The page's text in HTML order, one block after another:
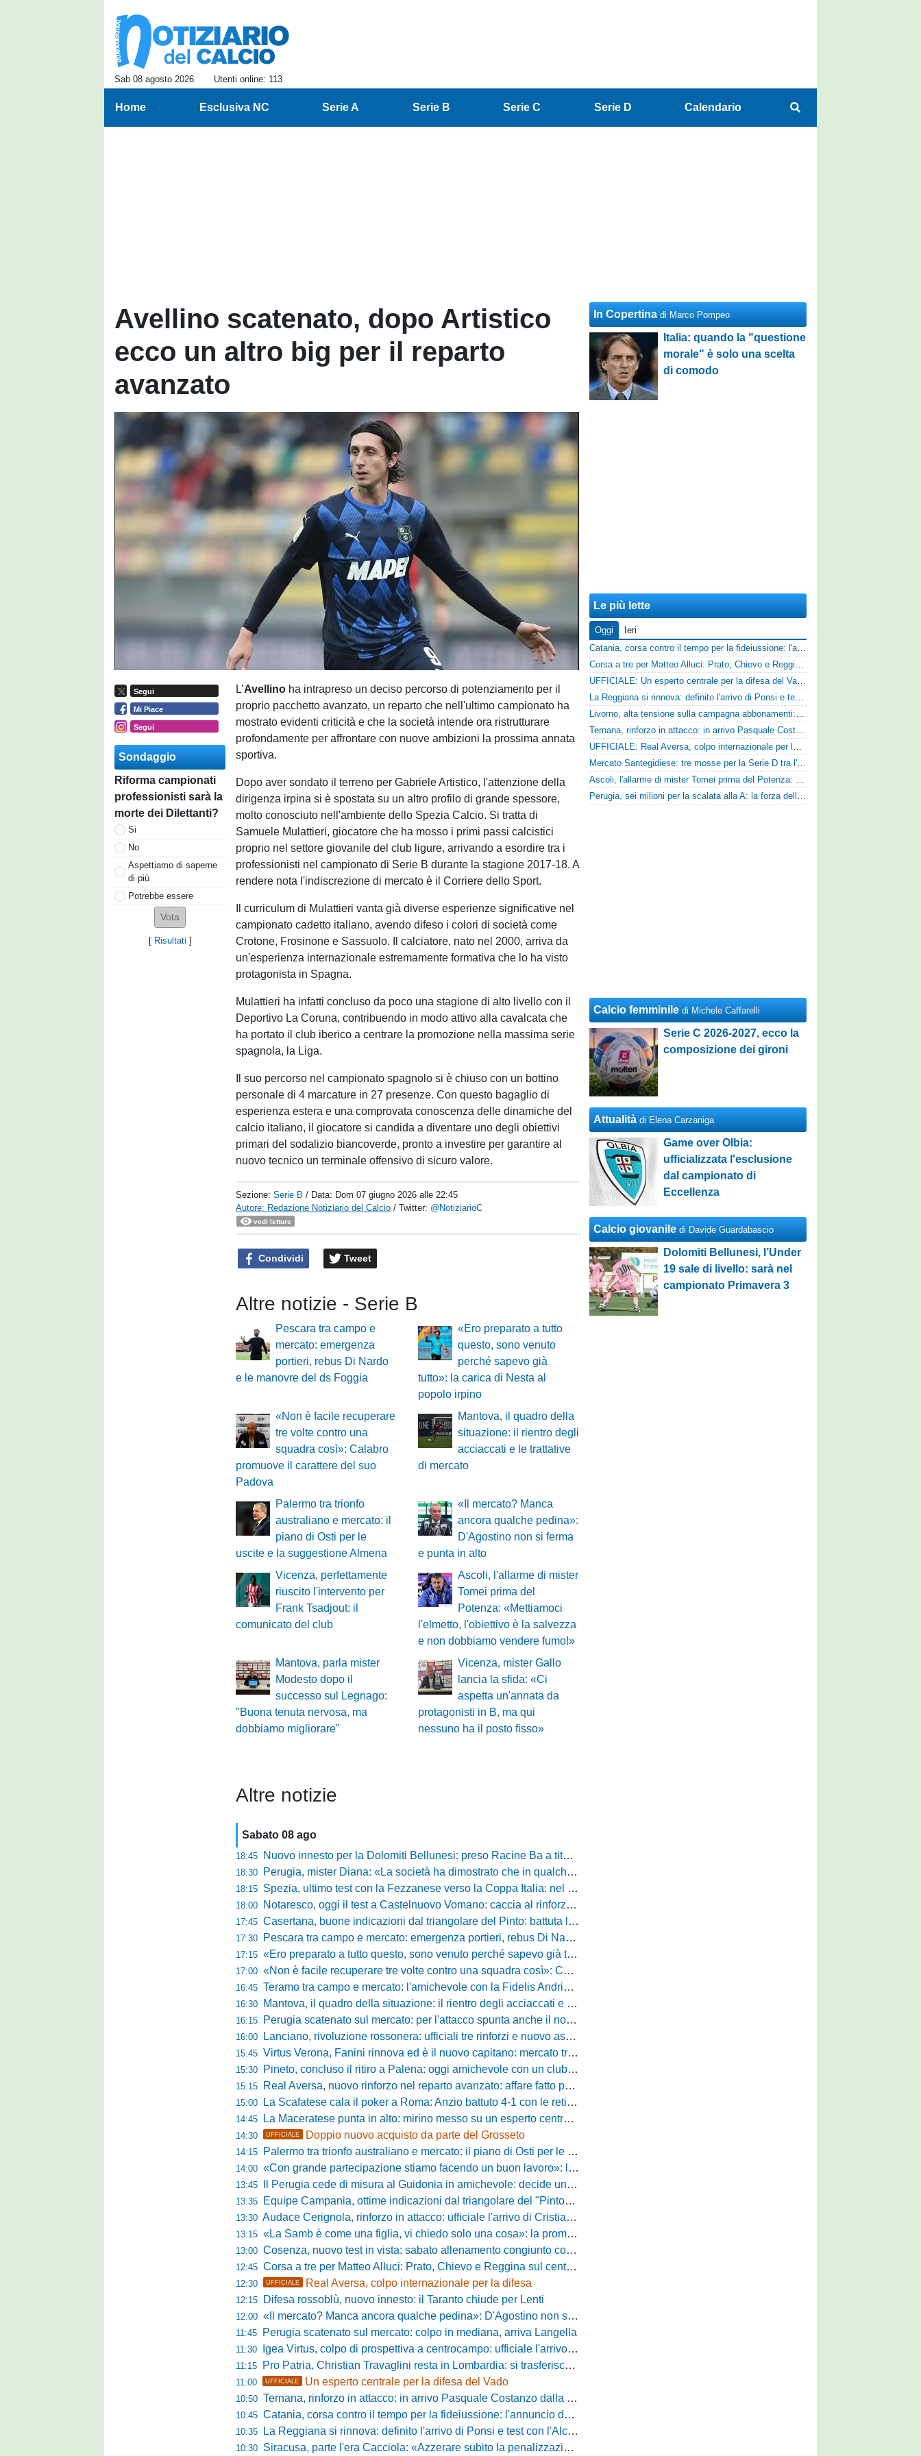
Sab 08 agosto 2026 Utenti online: 113
Home Esclusiva NC Serie A Serie B Serie C Serie D Calendario
Avellino scatenato, dopo Artistico
ecco un altro big per il reparto
avanzato
Segui
Mi Piace
Segui
Sondaggio
Riforma campionati
professionisti sarà la
morte dei Dilettanti?
Si
No
Aspettiamo di saperne
di più
Potrebbe essere
[ Risultati ]
L’Avellino ha intrapreso un deciso percorso di potenziamento per il
proprio pacchetto avanzato, un reparto che nell'ultimo campionato ha
mostrato evidenti criticità e che la società intende ora ristrutturare
profondamente per affrontare con nuove ambizioni la prossima annata
sportiva.
Dopo aver sondato il terreno per Gabriele Artistico, l'attenzione della
dirigenza irpina si è spostata su un altro profilo di grande spessore,
molto conosciuto nell'ambiente dello Spezia Calcio. Si tratta di
Samuele Mulattieri, giocatore che ha mosso i primi passi calcistici
proprio nel settore giovanile del club ligure, arrivando a esordire tra i
professionisti nel campionato di Serie B durante la stagione 2017-18. A
rendere nota l'indiscrezione di mercato è il Corriere dello Sport.
Il curriculum di Mulattieri vanta già diverse esperienze significative nel
campionato cadetto italiano, avendo difeso i colori di società come
Crotone, Frosinone e Sassuolo. Il calciatore, nato nel 2000, arriva da
un'esperienza internazionale estremamente formativa che lo ha visto
protagonista in Spagna.
Mulattieri ha infatti concluso da poco una stagione di alto livello con il
Deportivo La Coruna, contribuendo in modo attivo alla cavalcata che
ha portato il club iberico a centrare la promozione nella massima serie
spagnola, la Liga.
Il suo percorso nel campionato spagnolo si è chiuso con un bottino
personale di 4 marcature in 27 presenze. Con questo bagaglio di
esperienza estera e una comprovata conoscenza delle dinamiche del
calcio italiano, il giocatore si candida a diventare uno degli obiettivi
primari del sodalizio biancoverde, pronto a investire per garantire al
nuovo tecnico un terminale offensivo di sicuro valore.
Sezione:Serie B / Data: Dom 07 giugno 2026 alle 22:45
Autore: Redazione Notiziario del Calcio / Twitter: @NotiziarioC
vedi letture
Condividi Tweet
Altre notizie - Serie B
Pescara tra campo e
mercato: emergenza
portieri, rebus Di Nardo
e le manovre del ds Foggia
«Ero preparato a tutto
questo, sono venuto
perché sapevo già
tutto»: la carica di Nesta al
popolo irpino
«Non è facile recuperare
tre volte contro una
squadra così»: Calabro
promuove il carattere del suo
Padova
Mantova, il quadro della
situazione: il rientro degli
acciaccati e le trattative
di mercato
Palermo tra trionfo
australiano e mercato: il
piano di Osti per le
uscite e la suggestione Almena
«Il mercato? Manca
ancora qualche pedina»:
D'Agostino non si ferma
e punta in alto
Vicenza, perfettamente
riuscito l'intervento per
Frank Tsadjout: il
comunicato del club
Ascoli, l'allarme di mister
Tomei prima del
Potenza: «Mettiamoci
l'elmetto, l'obiettivo è la salvezza
e non dobbiamo vendere fumo!»
Mantova, parla mister
Modesto dopo il
successo sul Legnago:
"Buona tenuta nervosa, ma
dobbiamo migliorare"
Vicenza, mister Gallo
lancia la sfida: «Ci
aspetta un'annata da
protagonisti in B, ma qui
nessuno ha il posto fisso»
Altre notizie
Sabato 08 ago
18:45 Nuovo innesto per la Dolomiti Bellunesi: preso Racine Ba a titolo definitivo
18:30 Perugia, mister Diana: «La società ha dimostrato che in qualche giorno...»
18:15 Spezia, ultimo test con la Fezzanese verso la Coppa Italia: nel mirino la sfida con la Torres
18:00 Notaresco, oggi il test a Castelnuovo Vomano: caccia al rinforzo in attacco tra Giampaolo e Palma
17:45 Casertana, buone indicazioni dal triangolare del Pinto: battuta l'Ischia, ora c'è il Cassino prima della Coppa
17:30 Pescara tra campo e mercato: emergenza portieri, rebus Di Nardo e le manovre del ds Foggia
17:15 «Ero preparato a tutto questo, sono venuto perché sapevo già tutto»: la carica di Nesta al popolo irpino
17:00 «Non è facile recuperare tre volte contro una squadra così»: Calabro promuove il carattere del suo Padova
16:45 Teramo tra campo e mercato: l'amichevole con la Fidelis Andria, le parole di Pelosi e l'idea Conti
16:30 Mantova, il quadro della situazione: il rientro degli acciaccati e le trattative di mercato
16:15 Perugia scatenato sul mercato: per l'attacco spunta anche il nome di Okaka
16:00 Lanciano, rivoluzione rossonera: ufficiali tre rinforzi e nuovo assetto al vertice del club
15:45 Virtus Verona, Fanini rinnova ed è il nuovo capitano: mercato tra colpi esperti e l'addio a Daffara
15:30 Pineto, concluso il ritiro a Palena: oggi amichevole con un club di D verso la Coppa
15:15 Real Aversa, nuovo rinforzo nel reparto avanzato: affare fatto per Della Pietra
15:00 La Scafatese cala il poker a Roma: Anzio battuto 4-1 con le reti di Palmieri, Esposito, Suhs e Maggio
14:45 La Maceratese punta in alto: mirino messo su un esperto centrocampista
14:30 UFFICIALE Doppio nuovo acquisto da parte del Grosseto
14:15 Palermo tra trionfo australiano e mercato: il piano di Osti per le uscite e la suggestione Almena
14:00 «Con grande partecipazione stiamo facendo un buon lavoro»: la carica di mister Bonera accende la Pro Vercelli
13:45 Il Perugia cede di misura al Guidonia in amichevole: decide un rigore di Zuppel a Bastia
13:35 Equipe Campania, ottime indicazioni dal triangolare del "Pinto": il report
13:30 Audace Cerignola, rinforzo in attacco: ufficiale l'arrivo di Cristian Padula dal Torino
13:15 «La Samb è come una figlia, vi chiedo solo una cosa»: la promessa di Vittorio Massi commuove la piazza
13:00 Cosenza, nuovo test in vista: sabato allenamento congiunto con il Bisignano
12:45 Corsa a tre per Matteo Alluci: Prato, Chievo e Reggina sul centrocampista
12:30 UFFICIALE Real Aversa, colpo internazionale per la difesa
12:15 Difesa rossoblù, nuovo innesto: il Taranto chiude per Lenti
12:00 «Il mercato? Manca ancora qualche pedina»: D'Agostino non si ferma e punta in alto
11:45 Perugia scatenato sul mercato: colpo in mediana, arriva Langella
11:30 Igea Virtus, colpo di prospettiva a centrocampo: ufficiale l'arrivo di Bilal Khamlich
11:15 Pro Patria, Christian Travaglini resta in Lombardia: si trasferisce in Serie D
11:00 UFFICIALE Un esperto centrale per la difesa del Vado
10:50 Ternana, rinforzo in attacco: in arrivo Pasquale Costanzo dalla Paganese
10:45 Catania, corsa contro il tempo per la fideiussione: l'annuncio della società e le ragioni dello slittamento
10:35 La Reggiana si rinnova: definito l'arrivo di Ponsi e test con l'Alcione
10:30 Siracusa, parte l'era Cacciola: «Azzerare subito la penalizzazione, saremo camaleontici»
In Copertina di Marco Pompeo
Italia: quando la "questione
morale" è solo una scelta
di comodo
Le più lette
Oggi
Ieri
Catania, corsa contro il tempo per la fideiussione: l'annuncio della società e le ragioni dello slittamento
Corsa a tre per Matteo Alluci: Prato, Chievo e Reggina sul centrocampista
UFFICIALE: Un esperto centrale per la difesa del Vado
La Reggiana si rinnova: definito l'arrivo di Ponsi e test con l'Alcione
Livorno, alta tensione sulla campagna abbonamenti: la stoccata della Curva Nord alla società
Ternana, rinforzo in attacco: in arrivo Pasquale Costanzo dalla Paganese
UFFICIALE: Real Aversa, colpo internazionale per la difesa
Mercato Santegidiese: tre mosse per la Serie D tra l'ingaggio di Diakhate e due rinnovi chiave
Ascoli, l'allarme di mister Tomei prima del Potenza: «Mettiamoci l'elmetto, l'obiettivo è la salvezza e non dobbiamo vendere fumo!»
Perugia, sei milioni per la scalata alla A: la forza della nuova societa e il progetto di Alessandro Gaucci
Calcio femminile di Michele Caffarelli
Serie C 2026-2027, ecco la
composizione dei gironi
Attualità di Elena Carzaniga
Game over Olbia:
ufficializzata l'esclusione
dal campionato di
Eccellenza
Calcio giovanile di Davide Guardabascio
Dolomiti Bellunesi, l’Under
19 sale di livello: sarà nel
campionato Primavera 3